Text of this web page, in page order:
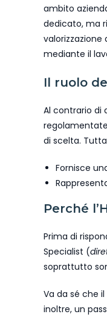
ambito
dedicato, ma
mediante il
Il ruolo
Al contrario di
regolamentate
di scelta.
Fornisce
Perché
Prima di
Specialist (
soprattutto
Va da sé che
inoltre, un